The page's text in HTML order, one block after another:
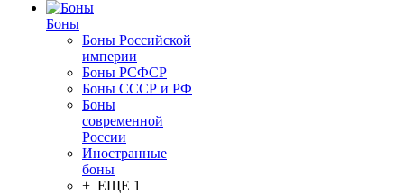
Боны
Боны Российской
империи
Боны РСФСР
Боны СССР и РФ
Боны
современной
России
Иностранные
боны
+ ЕЩЕ 1